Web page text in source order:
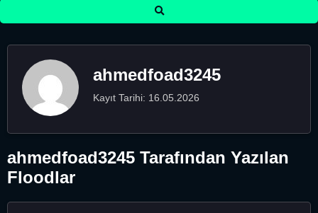
ahmedfoad3245
Kayıt Tarihi: 16.05.2026
ahmedfoad3245 Tarafından Yazılan
Floodlar